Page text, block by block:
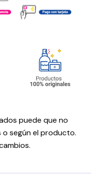
puede que no
según el producto.